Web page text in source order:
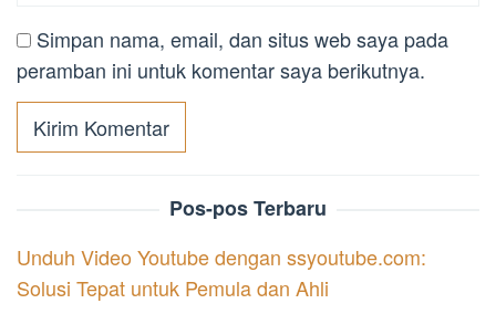
Simpan nama, email, dan situs web saya pada
peramban ini untuk komentar saya berikutnya.
Pos-pos Terbaru
Unduh Video Youtube dengan ssyoutube.com:
Solusi Tepat untuk Pemula dan Ahli